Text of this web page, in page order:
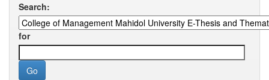
Search:
for